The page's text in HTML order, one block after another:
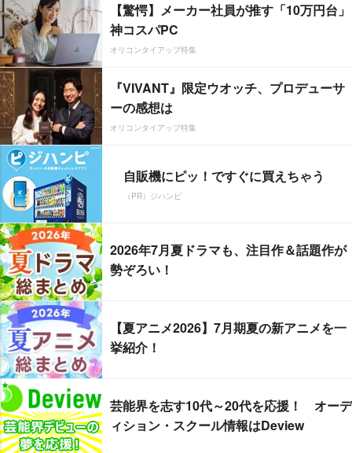
【驚愕】メーカー社員が推す「10万円台」
神コスパPC
オリコンタイアップ特集
『VIVANT』限定ウオッチ、プロデューサ
ーの感想は
オリコンタイアップ特集
自販機にピッ！ですぐに買えちゃう
（PR）ジハンピ
2026年7月夏ドラマも、注目作＆話題作が
勢ぞろい！
【夏アニメ2026】7月期夏の新アニメを一
挙紹介！
芸能界を志す10代～20代を応援！ オーデ
ィション・スクール情報はDeview